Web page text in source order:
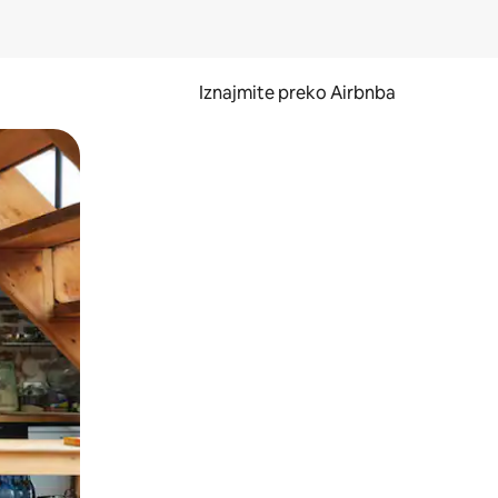
Iznajmite preko Airbnba
prstom po zaslonu.